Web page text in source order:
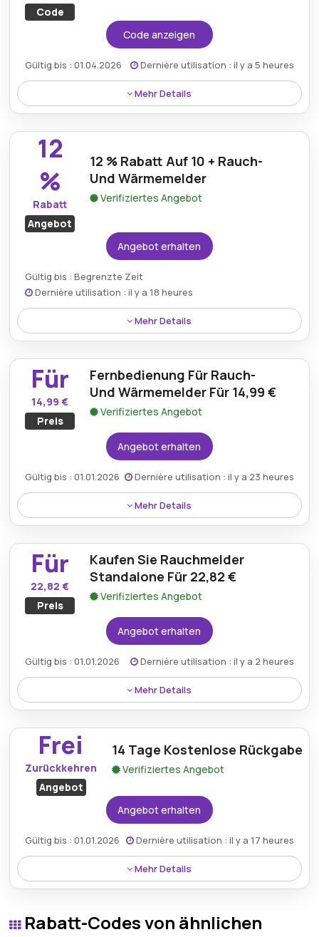
Code
Code anzeigen
Gültig bis : 01.04.2026 Dernière utilisation : il y a 5 heures
Mehr Details
Lösen Sie den aktuellen Alpenluft-Aktionscode ein
und erhalten Sie zusätzliche 25 % Rabatt auf
ausgewählte Artikel.
12
%
Rabatt
Angebot
12 % Rabatt Auf 10 + Rauch-
Und Wärmemelder
Verifiziertes Angebot
Angebot erhalten
Gültig bis : Begrenzte Zeit
Dernière utilisation : il y a 18 heures
Mehr Details
Sichern Sie sich 12 % Preisnachlass beim Kauf von 10
oder mehr Rauch- und Wärmemeldern.
Für
14,99 €
Preis
Fernbedienung Für Rauch-
Und Wärmemelder Für 14,99 €
Verifiziertes Angebot
Angebot erhalten
Gültig bis : 01.01.2026 Dernière utilisation : il y a 23 heures
Mehr Details
Kaufen Sie eine praktische Fernbedienung für
Rauch- und Wärmemelder zum günstigen Preis von
nur 14,99 €.
Für
22,82 €
Preis
Kaufen Sie Rauchmelder
Standalone Für 22,82 €
Verifiziertes Angebot
Angebot erhalten
Gültig bis : 01.01.2026 Dernière utilisation : il y a 2 heures
Mehr Details
Holen Sie sich einen zuverlässigen, eigenständigen
Rauchmelder für nur 22,82 € und sorgen Sie so für
mehr Sicherheit zu Hause.
Frei
Zurückkehren
Angebot
14 Tage Kostenlose Rückgabe
Verifiziertes Angebot
Angebot erhalten
Gültig bis : 01.01.2026 Dernière utilisation : il y a 17 heures
Mehr Details
Sorglos einkaufen mit einem 14-tägigen kostenlosen
Rabatt-Codes von ähnlichen